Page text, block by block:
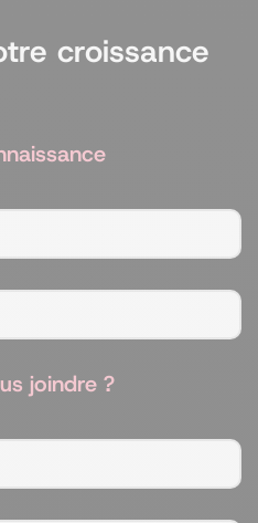
croissance
joindre ?